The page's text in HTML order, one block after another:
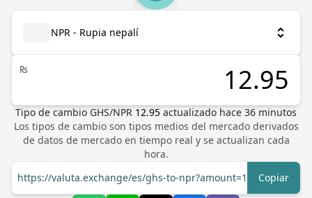
NPR - Rupia nepalí
₨
Tipo de cambio GHS/NPR 12.95 actualizado hace 36 minutos
Los tipos de cambio son tipos medios del mercado derivados
de datos de mercado en tiempo real y se actualizan cada
hora.
https://valuta.exchange/es/ghs-to-npr?amount=1
Copiar